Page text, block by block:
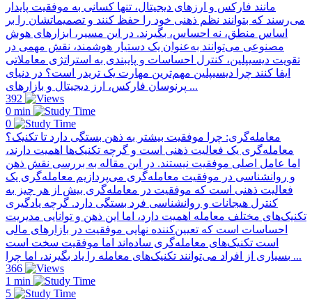
مانند فارکس و ارزهای دیجیتال، تنها کسانی به موفقیت پایدار
می‌رسند که بتوانند نظم ذهنی خود را حفظ کنند و تصمیماتشان را بر
اساس منطق، نه احساس، بگیرند. در این مسیر، ابزارهای هوش
مصنوعی می‌توانند به‌عنوان یک دستیار هوشمند، نقش مهمی در
تقویت دیسیپلین، کنترل احساسات و پایبندی به استراتژی معاملاتی
ایفا کنند چرا دیسیپلین مهم‌ترین مهارت یک تریدر است؟ در دنیای
پرنوسان فارکس، ارز دیجیتال و بازارهای ...
392
0 min
0
معامله‌گری: چرا موفقیت بیشتر به ذهن بستگی دارد تا تکنیک؟
معامله‌گری یک فعالیت ذهنی است و گرچه تکنیک‌ها اهمیت دارند،
اما عامل اصلی موفقیت نیستند. در این مقاله به بررسی نقش ذهن
و روانشناسی در موفقیت معامله‌گری می‌پردازیم معامله‌گری یک
فعالیت ذهنی است که موفقیت در معامله‌گری بیش از هر چیز به
کنترل هیجانات و روانشناسی فرد بستگی دارد. گرچه یادگیری
تکنیک‌های مختلف معامله اهمیت دارد، اما این ذهن و توانایی مدیریت
احساسات است که تعیین‌کننده نهایی موفقیت در بازارهای مالی
است تکنیک‌های معامله‌گری ساده‌اند اما موفقیت سخت است
بسیاری از افراد می‌توانند تکنیک‌های معامله را یاد بگیرند، اما چرا ...
366
1 min
5